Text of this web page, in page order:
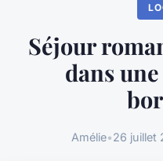
Séjour
dans
Amélie•26 juillet